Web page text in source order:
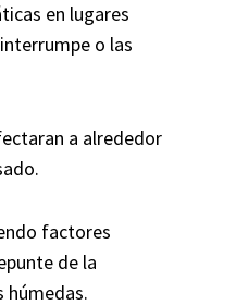
en lugares
o las
a alrededor
factores
de la
húmedas.